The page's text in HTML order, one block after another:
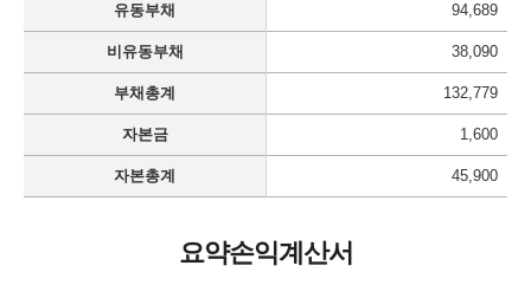
유동부채 94,689
비유동부채 38,090
부채총계 132,779
자본금 1,600
자본총계 45,900
요약손익계산서